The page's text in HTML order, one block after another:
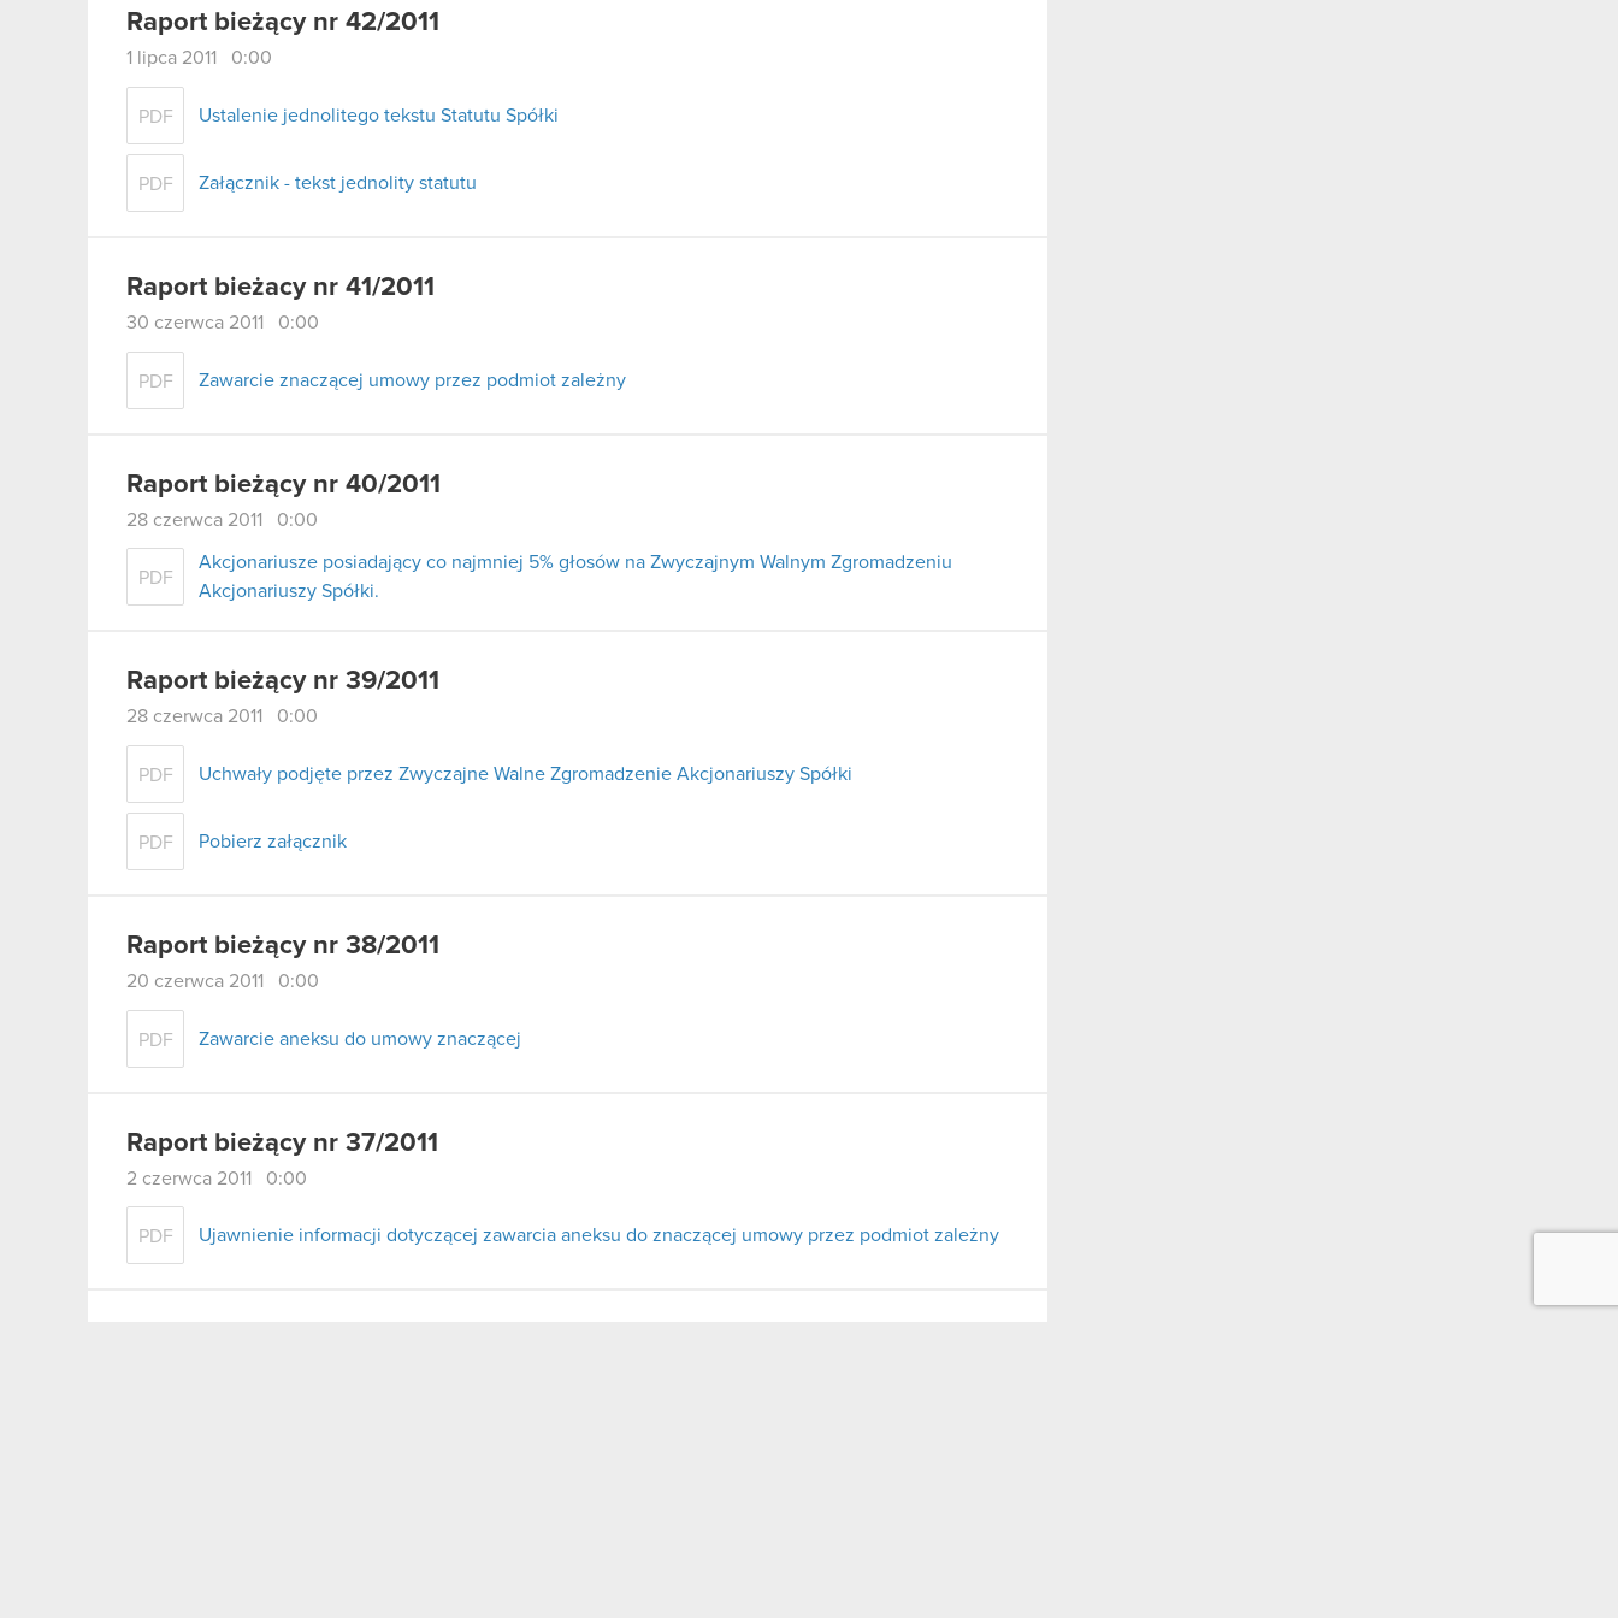
Raport bieżący nr 42/2011
1 lipca 2011 0:00
PDF Ustalenie jednolitego tekstu Statutu Spółki
PDF Załącznik - tekst jednolity statutu
Raport bieżacy nr 41/2011
30 czerwca 2011 0:00
PDF Zawarcie znaczącej umowy przez podmiot zależny
Raport bieżący nr 40/2011
28 czerwca 2011 0:00
PDF
Akcjonariusze posiadający co najmniej 5% głosów na Zwyczajnym Walnym Zgromadzeniu
Akcjonariuszy Spółki.
Raport bieżący nr 39/2011
28 czerwca 2011 0:00
PDF Uchwały podjęte przez Zwyczajne Walne Zgromadzenie Akcjonariuszy Spółki
PDF Pobierz załącznik
Raport bieżący nr 38/2011
20 czerwca 2011 0:00
PDF Zawarcie aneksu do umowy znaczącej
Raport bieżący nr 37/2011
2 czerwca 2011 0:00
PDF Ujawnienie informacji dotyczącej zawarcia aneksu do znaczącej umowy przez podmiot zależny